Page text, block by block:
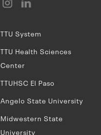
TTU System
TTU Health Sciences
Center
TTUHSC El Paso
Angelo State University
Midwestern State
University